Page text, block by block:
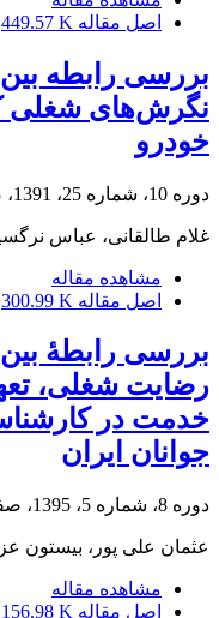
اصل مقاله 449.57 K
بررسی رابطه
نگرش‌های شغلی
خودرو
دوره 10، شماره 25، 1391، صفحه
غلام طالقانی، عباس
مشاهده مقاله
اصل مقاله 300.99 K
بررسی رابطۀ بین
رضایت شغلی،
خدمت در
جوانان ایران
دوره 8، شماره 5، 1395، صفحه
عثمان علی پور، بیستون
مشاهده مقاله
اصل مقاله 156.98 K